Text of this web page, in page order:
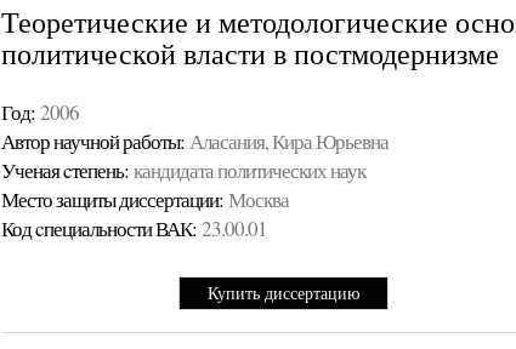
Теоретические и методологические
политической власти в постмодернизме
Год: 2006
Автор научной работы: Аласания, Кира Юрьевна
Ученая cтепень: кандидата политических наук
Место защиты диссертации: Москва
Код cпециальности ВАК: 23.00.01
Купить диссертацию